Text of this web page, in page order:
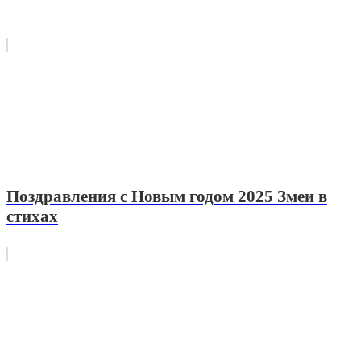
Поздравления с Новым годом 2025 Змеи в
стихах